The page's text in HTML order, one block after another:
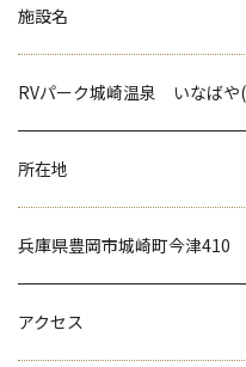
施設名
RVパーク城崎温泉 いなばや
所在地
兵庫県豊岡市城崎町今津410
アクセス